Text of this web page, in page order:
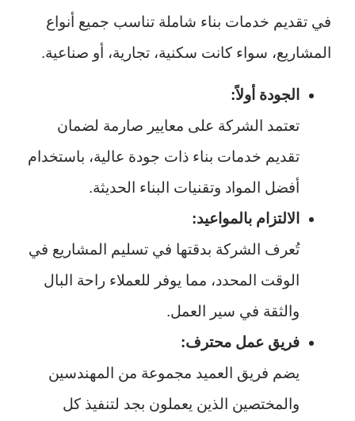
في تقديم خدمات بناء شاملة تناسب جميع أنواع
المشاريع، سواء كانت سكنية، تجارية، أو صناعية.
الجودة أولاً:
تعتمد الشركة على معايير صارمة لضمان
تقديم خدمات بناء ذات جودة عالية، باستخدام
أفضل المواد وتقنيات البناء الحديثة.
الالتزام بالمواعيد:
تُعرف الشركة بدقتها في تسليم المشاريع في
الوقت المحدد، مما يوفر للعملاء راحة البال
والثقة في سير العمل.
فريق عمل محترف:
يضم فريق العميد مجموعة من المهندسين
والمختصين الذين يعملون بجد لتنفيذ كل